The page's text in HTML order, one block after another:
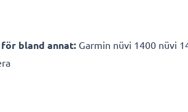
bland annat: Garmin nüvi 1400 nüvi